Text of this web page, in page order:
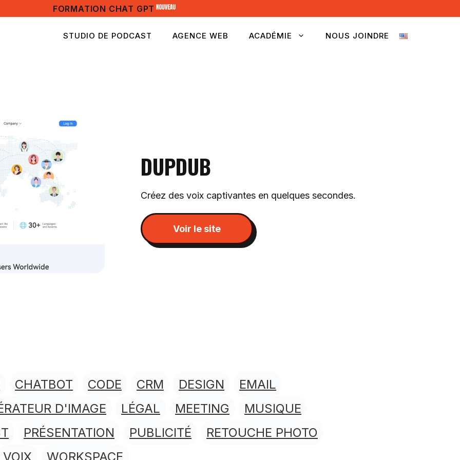
FORMATION CHAT GPT
STUDIO DE PODCAST AGENCE WEB ACADÉMIE NOUS JOINDRE
DUPDUB
Créez des voix captivantes en quelques secondes.
Voir le site
CHATBOT CODE CRM DESIGN
EMAIL
D'IMAGE LÉGAL MEETING
MUSIQUE
PRÉSENTATION PUBLICITÉ
RETOUCHE PHOTO
VOIX WORKSPACE